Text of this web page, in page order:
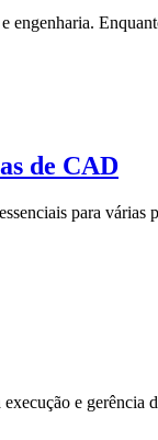
de CAD
para
e